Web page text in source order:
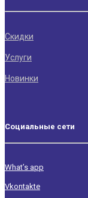
Скидки
Услуги
Новинки
Социальные сети
What’s app
Vkontakte